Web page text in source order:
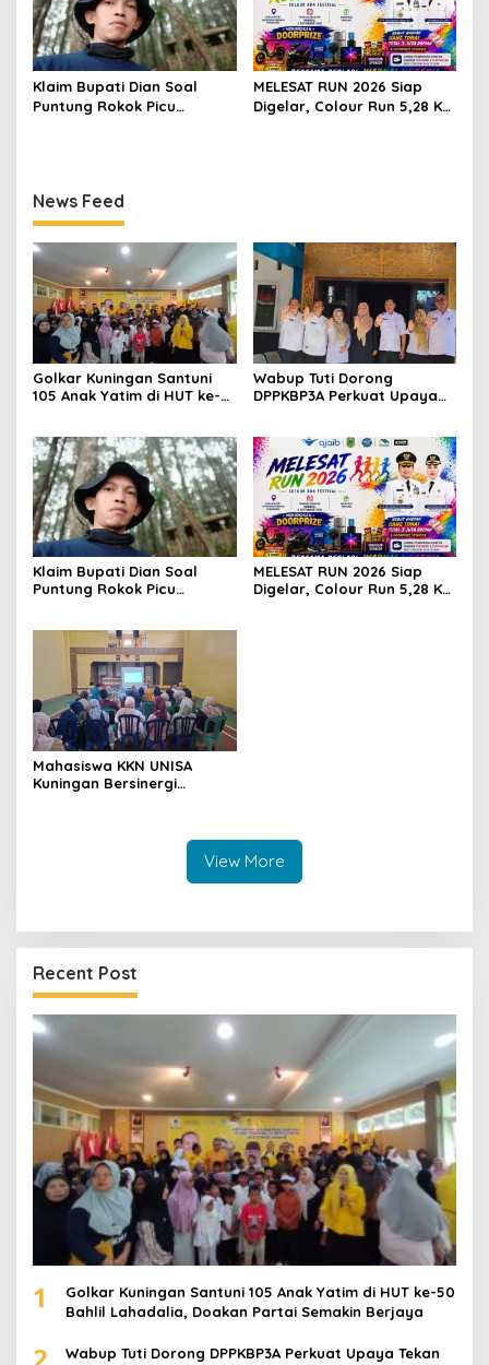
Klaim Bupati Dian Soal
Puntung Rokok Picu
MELESAT RUN 2026 Siap
Digelar, Colour Run 5,28 Km
News Feed
Golkar Kuningan Santuni
105 Anak Yatim di HUT ke-
Berjaya
Wabup Tuti Dorong
DPPKBP3A Perkuat Upaya
Keluarga
Klaim Bupati Dian Soal
Puntung Rokok Picu
Sesuai Kajian Ilmiah
MELESAT RUN 2026 Siap
Digelar, Colour Run 5,28 Km
Mahasiswa KKN UNISA
Kuningan Bersinergi
View More
Recent Post
1
Golkar Kuningan Santuni 105 Anak Yatim di HUT ke-50
Bahlil Lahadalia, Doakan Partai Semakin Berjaya
Wabup Tuti Dorong DPPKBP3A Perkuat Upaya Tekan